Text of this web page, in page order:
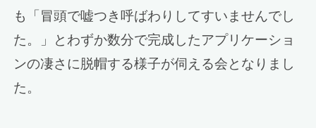
も「冒頭で嘘つき呼ばわりしてすいませんでし
た。」とわずか数分で完成したアプリケーショ
ンの凄さに脱帽する様子が伺える会となりまし
た。